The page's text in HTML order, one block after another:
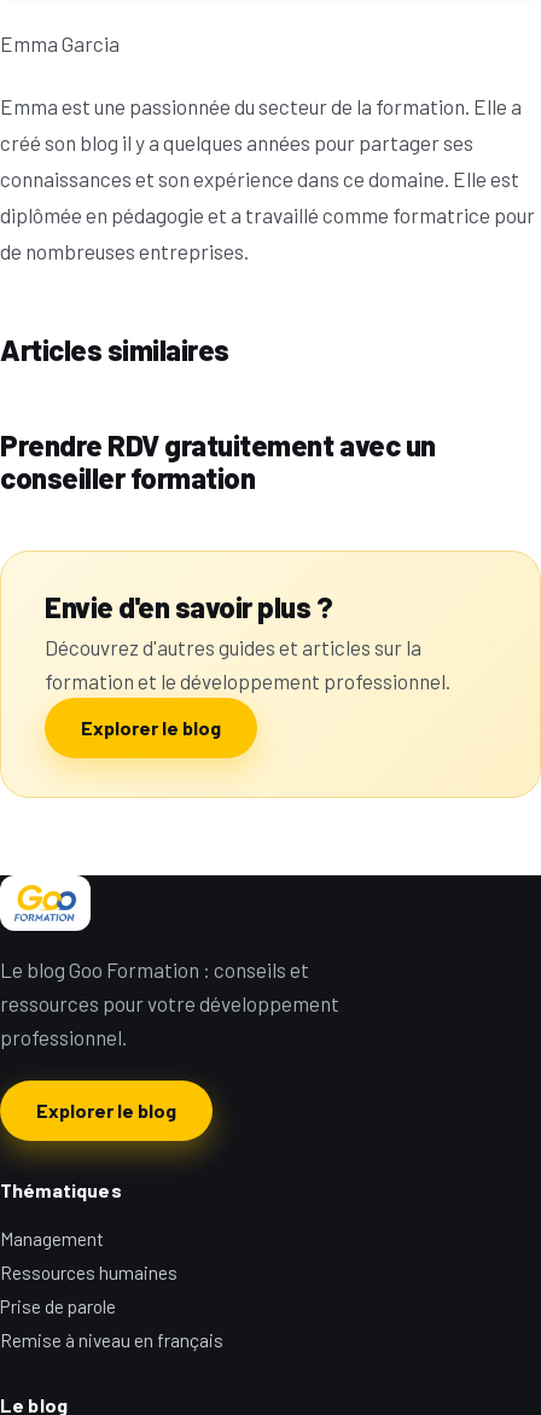
Emma Garcia
Emma est une passionnée du secteur de la formation. Elle a
créé son blog il y a quelques années pour partager ses
connaissances et son expérience dans ce domaine. Elle est
diplômée en pédagogie et a travaillé comme formatrice pour
de nombreuses entreprises.
Articles similaires
Prendre RDV gratuitement avec un
conseiller formation
Envie d'en savoir plus ?
Découvrez d'autres guides et articles sur la
formation et le développement professionnel.
Explorer le blog
Le blog Goo Formation : conseils et
ressources pour votre développement
professionnel.
Explorer le blog
Thématiques
Management
Ressources humaines
Prise de parole
Remise à niveau en français
Le blog